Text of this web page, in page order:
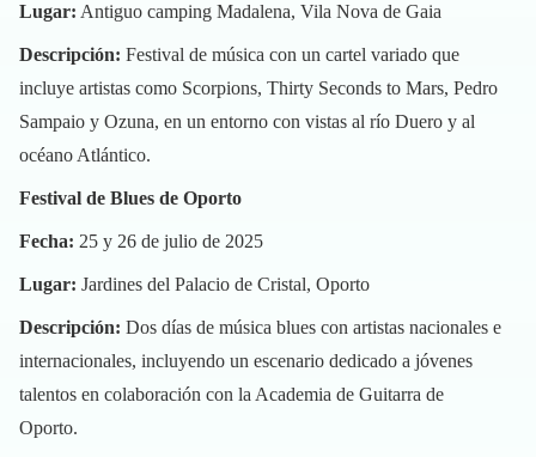
Lugar: Antiguo camping Madalena, Vila Nova de Gaia
Descripción: Festival de música con un cartel variado que
incluye artistas como Scorpions, Thirty Seconds to Mars, Pedro
Sampaio y Ozuna, en un entorno con vistas al río Duero y al
océano Atlántico.
Festival de Blues de Oporto
Fecha: 25 y 26 de julio de 2025
Lugar: Jardines del Palacio de Cristal, Oporto
Descripción: Dos días de música blues con artistas nacionales e
internacionales, incluyendo un escenario dedicado a jóvenes
talentos en colaboración con la Academia de Guitarra de
Oporto.